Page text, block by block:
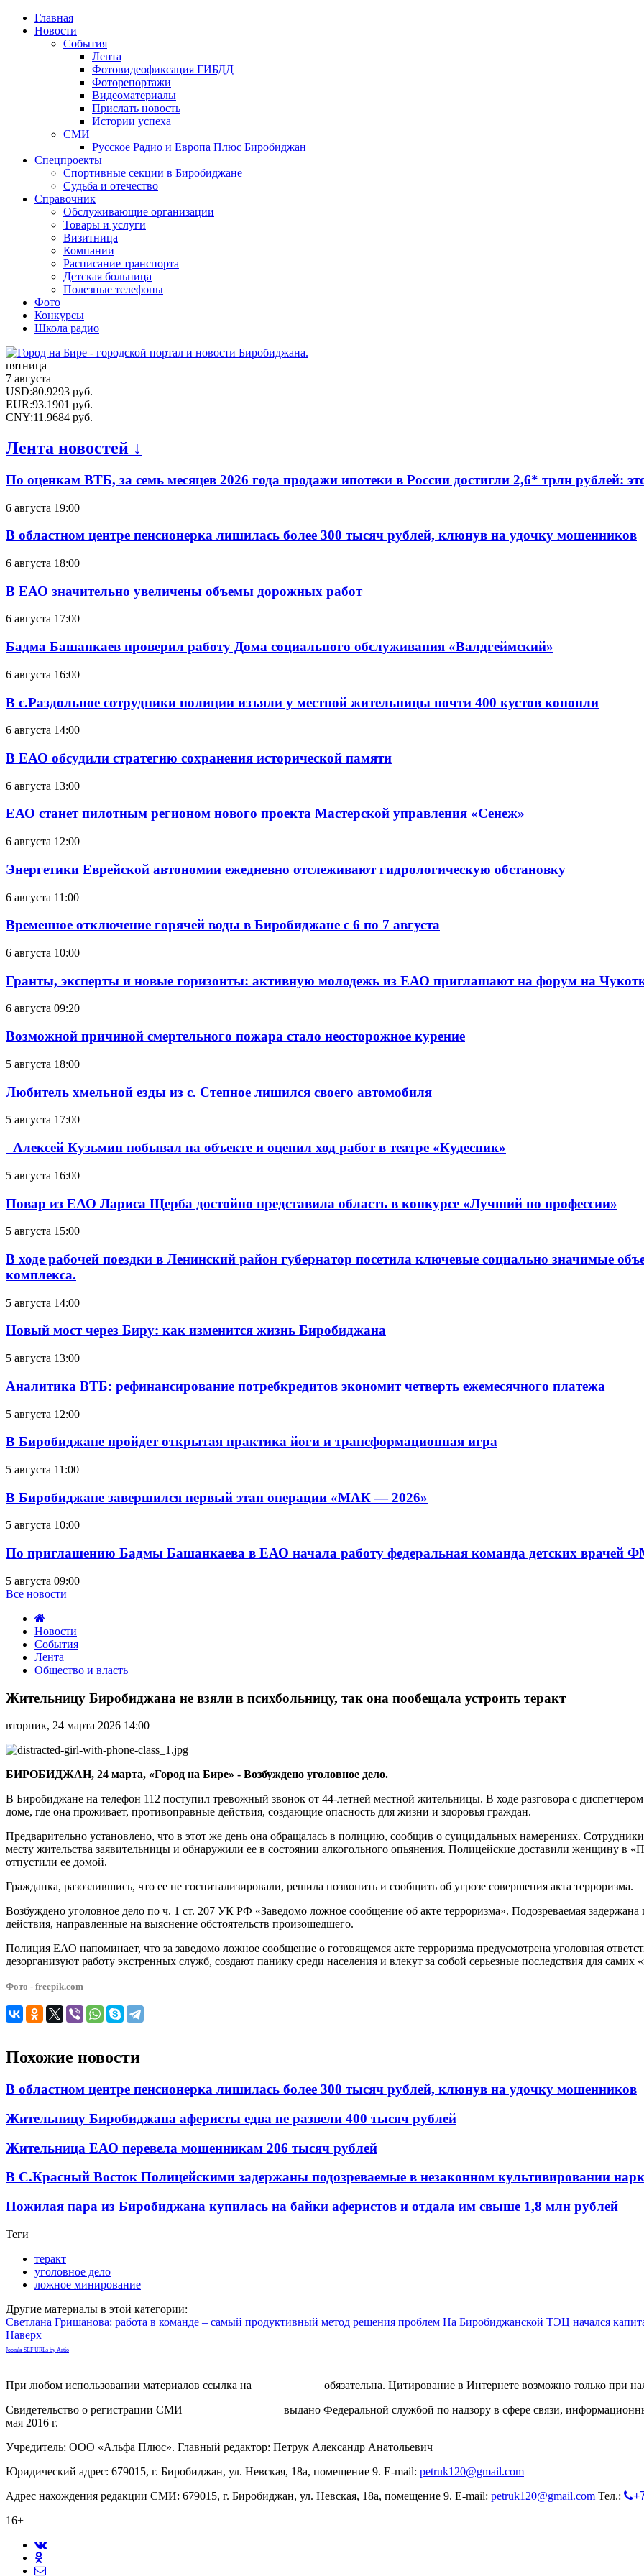
Главная
Новости
События
Лента
Фотовидеофиксация ГИБДД
Фоторепортажи
Видеоматериалы
Прислать новость
Истории успеха
СМИ
Русское Радио и Европа Плюс Биробиджан
Спецпроекты
Спортивные секции в Биробиджане
Судьба и отечество
Справочник
Обслуживающие организации
Товары и услуги
Визитница
Компании
Расписание транспорта
Детская больница
Полезные телефоны
Фото
Конкурсы
Школа радио
пятница
7 августа
USD:80.9293 руб.
EUR:93.1901 руб.
CNY:11.9684 руб.
Лента новостей ↓
По оценкам ВТБ, за семь месяцев 2026 года продажи ипотеки в России достигли 2,6* трлн рублей:
6 августа 19:00
В областном центре пенсионерка лишилась более 300 тысяч рублей, клюнув на удочку мошенников
6 августа 18:00
В ЕАО значительно увеличены объемы дорожных работ
6 августа 17:00
Бадма Башанкаев проверил работу Дома социального обслуживания «Валдгеймский»
6 августа 16:00
В с.Раздольное сотрудники полиции изъяли у местной жительницы почти 400 кустов конопли
6 августа 14:00
В ЕАО обсудили стратегию сохранения исторической памяти
6 августа 13:00
ЕАО станет пилотным регионом нового проекта Мастерской управления «Сенеж»
6 августа 12:00
Энергетики Еврейской автономии ежедневно отслеживают гидрологическую обстановку
6 августа 11:00
Временное отключение горячей воды в Биробиджане с 6 по 7 августа
6 августа 10:00
Гранты, эксперты и новые горизонты: активную молодежь из ЕАО приглашают на форум на
6 августа 09:20
Возможной причиной смертельного пожара стало неосторожное курение
5 августа 18:00
Любитель хмельной езды из с. Степное лишился своего автомобиля
5 августа 17:00
Алексей Кузьмин побывал на объекте и оценил ход работ в театре «Кудесник»
5 августа 16:00
Повар из ЕАО Лариса Щерба достойно представила область в конкурсе «Лучший по профессии»
5 августа 15:00
В ходе рабочей поездки в Ленинский район губернатор посетила ключевые социально значимые
комплекса.
5 августа 14:00
Новый мост через Биру: как изменится жизнь Биробиджана
5 августа 13:00
Аналитика ВТБ: рефинансирование потребкредитов экономит четверть ежемесячного платежа
5 августа 12:00
В Биробиджане пройдет открытая практика йоги и трансформационная игра
5 августа 11:00
В Биробиджане завершился первый этап операции «МАК — 2026»
5 августа 10:00
По приглашению Бадмы Башанкаева в ЕАО начала работу федеральная команда детских врачей
5 августа 09:00
Все новости
Новости
События
Лента
Общество и власть
Биробиджана
взяли
психбольницу,
она
устроить
теракт
Жительницу Биробиджана не взяли в психбольницу, так она пообещала устроить теракт
вторник, 24 марта 2026 14:00
БИРОБИДЖАН, 24 марта, «Город на Бире» - Возбуждено уголовное дело.
В Биробиджане на телефон 112 поступил тревожный звонок от 44-летней местной жительницы. В ходе разговора с
доме, где она проживает, противоправные действия, создающие опасность для жизни и здоровья граждан.
Предварительно установлено, что в этот же день она обращалась в полицию, сообщив о суицидальных намерениях.
месту жительства заявительницы и обнаружили ее в состоянии алкогольного опьянения. Полицейские доставили женщину в
отпустили ее домой.
Гражданка, разозлившись, что ее не госпитализировали, решила позвонить и сообщить об угрозе совершения акта терроризма.
Возбуждено уголовное дело по ч. 1 ст. 207 УК РФ «Заведомо ложное сообщение об акте терроризма». Подозреваемая
действия, направленные на выяснение обстоятельств произошедшего.
Полиция ЕАО напоминает, что за заведомо ложное сообщение о готовящемся акте терроризма предусмотрена уголовная
дезорганизуют работу экстренных служб, создают панику среди населения и влекут за собой серьезные последствия для самих
Фото - freepik.com
Похожие новости
В областном центре пенсионерка лишилась более 300 тысяч рублей, клюнув на удочку мошенников
Жительницу Биробиджана аферисты едва не развели 400 тысяч рублей
Жительница ЕАО перевела мошенникам 206 тысяч рублей
В С.Красный Восток Полицейскими задержаны подозреваемые в незаконном культивировании
Пожилая пара из Биробиджана купилась на байки аферистов и отдала им свыше 1,8 млн рублей
Теги
теракт
уголовное дело
ложное минирование
Другие материалы в этой категории:
Светлана Гришанова: работа в команде – самый продуктивный метод решения проблем На Биробиджанской ТЭЦ начался
Наверх
Joomla SEF URLs by Artio
При любом использовании материалов ссылка на
обязательна. Цитирование в Интернете возможно только при
Свидетельство о регистрации СМИ
выдано Федеральной службой по надзору в сфере связи,
мая 2016 г.
Учредитель: ООО «Альфа Плюс». Главный редактор: Петрук Александр Анатольевич
Юридический адрес: 679015, г. Биробиджан, ул. Невская, 18а, помещение 9. E-mail: petruk120@gmail.com
Адрес нахождения редакции СМИ: 679015, г. Биробиджан, ул. Невская, 18а, помещение 9. E-mail: petruk120@gmail.com Тел.:
16+